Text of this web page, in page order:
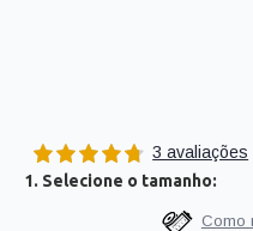
3 avaliações
1. Selecione o tamanho:
Como